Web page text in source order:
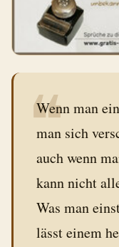
❝
Wenn man
man sich
auch wenn
kann nicht
Was man
lässt einem